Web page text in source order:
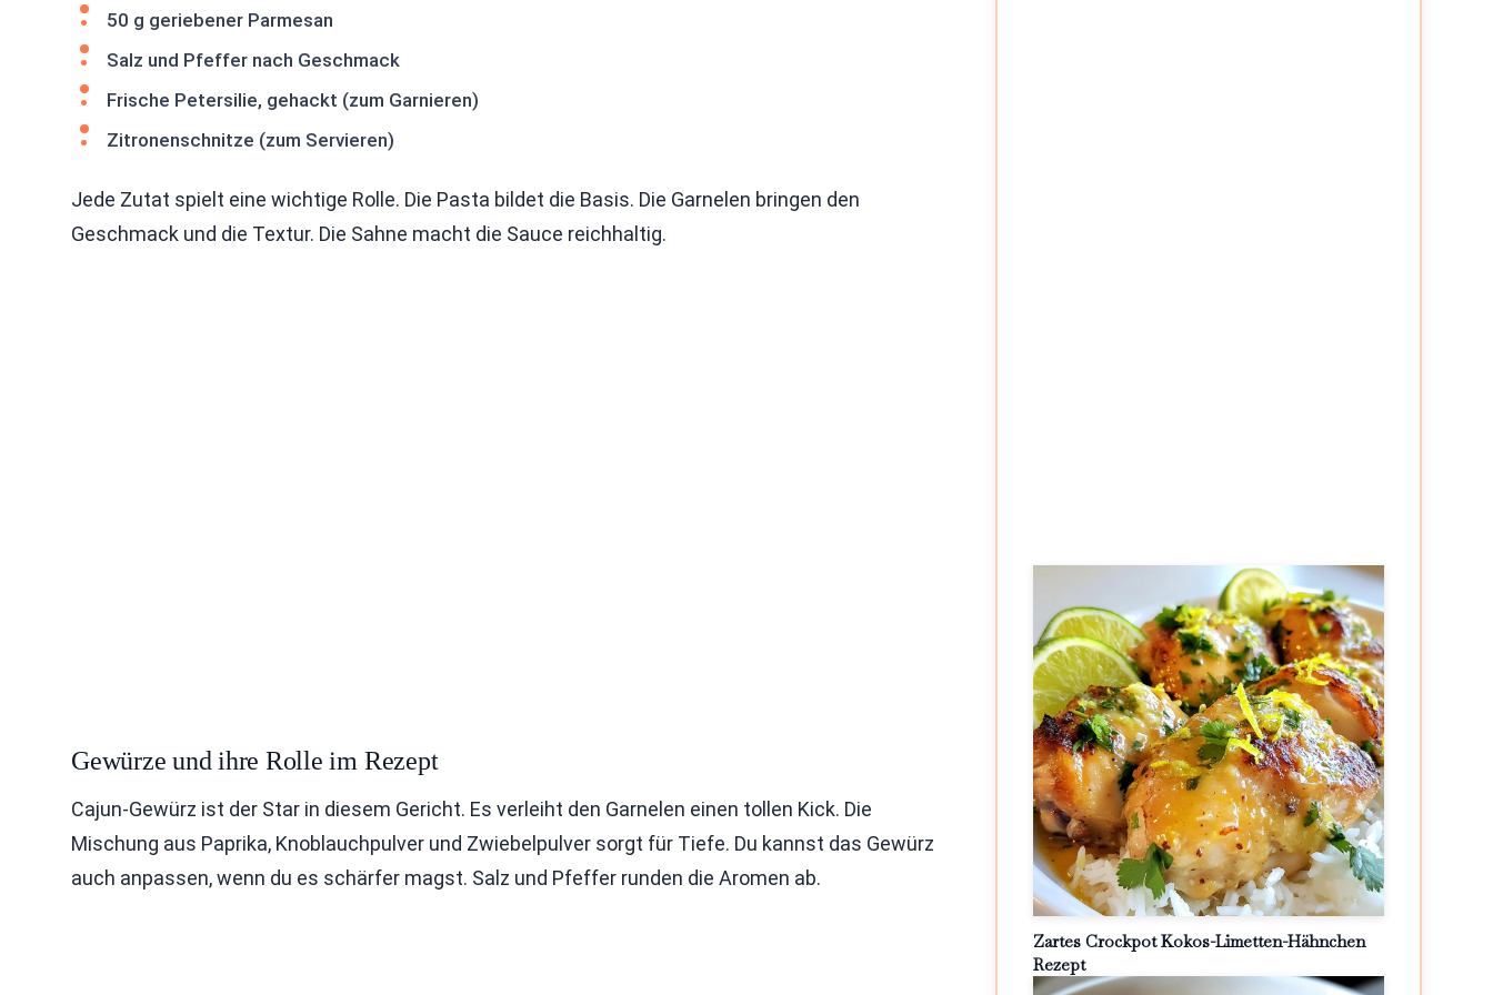
50 g geriebener Parmesan
Salz und Pfeffer nach Geschmack
Frische Petersilie, gehackt (zum Garnieren)
Zitronenschnitze (zum Servieren)
Jede Zutat spielt eine wichtige Rolle. Die Pasta bildet die Basis. Die Garnelen bringen den
Geschmack und die Textur. Die Sahne macht die Sauce reichhaltig.
Gewürze und ihre Rolle im Rezept
Cajun-Gewürz ist der Star in diesem Gericht. Es verleiht den Garnelen einen tollen Kick. Die
Mischung aus Paprika, Knoblauchpulver und Zwiebelpulver sorgt für Tiefe. Du kannst das Gewürz
auch anpassen, wenn du es schärfer magst. Salz und Pfeffer runden die Aromen ab.
Zartes Crockpot Kokos-Limetten-Hähnchen
Rezept